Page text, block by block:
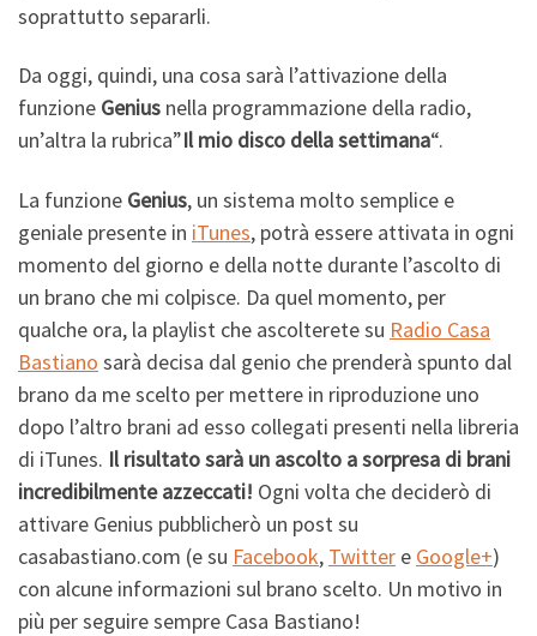
soprattutto separarli.
Da oggi, quindi, una cosa sarà l’attivazione della
funzione Genius nella programmazione della radio,
un’altra la rubrica”Il mio disco della settimana“.
La funzione Genius, un sistema molto semplice e
geniale presente in iTunes, potrà essere attivata in ogni
momento del giorno e della notte durante l’ascolto di
un brano che mi colpisce. Da quel momento, per
qualche ora, la playlist che ascolterete su Radio Casa
Bastiano sarà decisa dal genio che prenderà spunto dal
brano da me scelto per mettere in riproduzione uno
dopo l’altro brani ad esso collegati presenti nella libreria
di iTunes. Il risultato sarà un ascolto a sorpresa di brani
incredibilmente azzeccati! Ogni volta che deciderò di
attivare Genius pubblicherò un post su
casabastiano.com (e su Facebook, Twitter e Google+)
con alcune informazioni sul brano scelto. Un motivo in
più per seguire sempre Casa Bastiano!